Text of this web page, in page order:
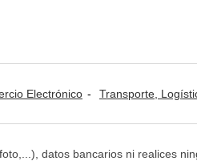
Electrónico Transporte,
datos bancarios ni realices